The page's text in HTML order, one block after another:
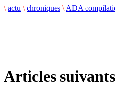
\ actu \ chroniques \ ADA
Articles suivants